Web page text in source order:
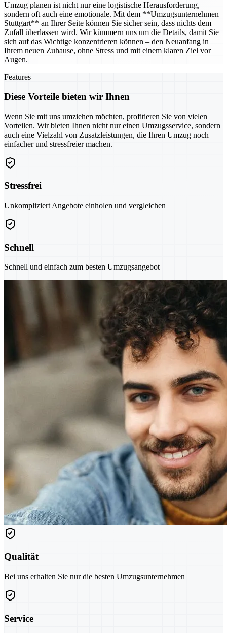
Umzug planen ist nicht nur eine logistische Herausforderung,
sondern oft auch eine emotionale. Mit dem **Umzugsunternehmen
Stuttgart** an Ihrer Seite können Sie sicher sein, dass nichts dem
Zufall überlassen wird. Wir kümmern uns um die Details, damit Sie
sich auf das Wichtige konzentrieren können – den Neuanfang in
Ihrem neuen Zuhause, ohne Stress und mit einem klaren Ziel vor
Augen.
Features
Diese Vorteile bieten wir Ihnen
Wenn Sie mit uns umziehen möchten, profitieren Sie von vielen
Vorteilen. Wir bieten Ihnen nicht nur einen Umzugsservice, sondern
auch eine Vielzahl von Zusatzleistungen, die Ihren Umzug noch
einfacher und stressfreier machen.
Stressfrei
Unkompliziert Angebote einholen und vergleichen
Schnell
Schnell und einfach zum besten Umzugsangebot
Qualität
Bei uns erhalten Sie nur die besten Umzugsunternehmen
Service